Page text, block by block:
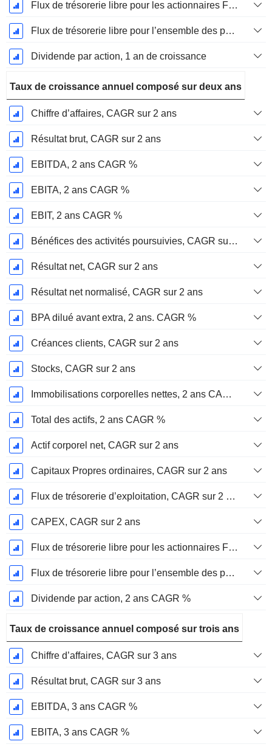
Flux de trésorerie libre pour les actionnaires FCFE, Croissance 1 an
Flux de trésorerie libre pour l’ensemble des pourvoyeurs de fonds (créanciers et actionnaires) FCFF, Croissance 1 an
Dividende par action, 1 an de croissance
Taux de croissance annuel composé sur deux ans
Chiffre d’affaires, CAGR sur 2 ans
Résultat brut, CAGR sur 2 ans
EBITDA, 2 ans CAGR %
EBITA, 2 ans CAGR %
EBIT, 2 ans CAGR %
Bénéfices des activités poursuivies, CAGR sur 2 ans
Résultat net, CAGR sur 2 ans
Résultat net normalisé, CAGR sur 2 ans
BPA dilué avant extra, 2 ans. CAGR %
Créances clients, CAGR sur 2 ans
Stocks, CAGR sur 2 ans
Immobilisations corporelles nettes, 2 ans CAGR %
Total des actifs, 2 ans CAGR %
Actif corporel net, CAGR sur 2 ans
Capitaux Propres ordinaires, CAGR sur 2 ans
Flux de trésorerie d’exploitation, CAGR sur 2 ans
CAPEX, CAGR sur 2 ans
Flux de trésorerie libre pour les actionnaires FCFE, CAGR sur 2 ans
Flux de trésorerie libre pour l’ensemble des pourvoyeurs de fonds (créanciers et actionnaires) FCFF, CAGR sur 2 ans
Dividende par action, 2 ans CAGR %
Taux de croissance annuel composé sur trois ans
Chiffre d’affaires, CAGR sur 3 ans
Résultat brut, CAGR sur 3 ans
EBITDA, 3 ans CAGR %
EBITA, 3 ans CAGR %